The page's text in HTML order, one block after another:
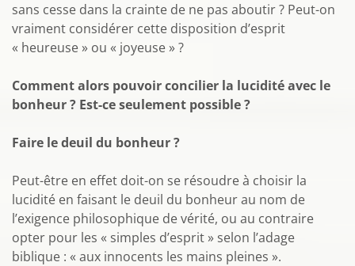
sans cesse dans la crainte de ne pas aboutir ? Peut-on
vraiment considérer cette disposition d’esprit
« heureuse » ou « joyeuse » ?
Comment alors pouvoir concilier la lucidité avec le
bonheur ? Est-ce seulement possible ?
Faire le deuil du bonheur ?
Peut-être en effet doit-on se résoudre à choisir la
lucidité en faisant le deuil du bonheur au nom de
l’exigence philosophique de vérité, ou au contraire
opter pour les « simples d’esprit » selon l’adage
biblique : « aux innocents les mains pleines ».